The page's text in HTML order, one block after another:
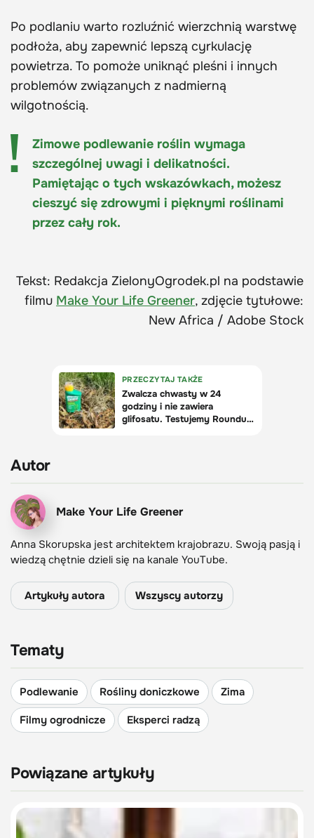
Po podlaniu warto rozluźnić wierzchnią warstwę
podłoża, aby zapewnić lepszą cyrkulację
powietrza. To pomoże uniknąć pleśni i innych
problemów związanych z nadmierną
wilgotnością.
Zimowe podlewanie roślin wymaga
szczególnej uwagi i delikatności.
Pamiętając o tych wskazówkach, możesz
cieszyć się zdrowymi i pięknymi roślinami
przez cały rok.
Tekst: Redakcja ZielonyOgrodek.pl na podstawie
filmu Make Your Life Greener, zdjęcie tytułowe:
New Africa / Adobe Stock
Autor
Make Your Life Greener
Anna Skorupska jest architektem krajobrazu. Swoją pasją i
wiedzą chętnie dzieli się na kanale YouTube.
Artykuły autora Wszyscy autorzy
Tematy
Podlewanie Rośliny doniczkowe
Zima
Filmy ogrodnicze
Eksperci radzą
Powiązane artykuły